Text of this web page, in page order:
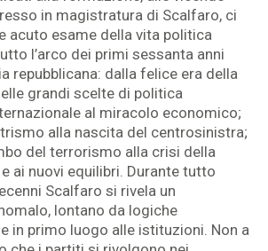
in magistratura di Scalfaro, ci
acuto esame della vita politica
l’arco dei primi sessanta anni
repubblicana: dalla felice era della
grandi scelte di politica
al miracolo economico;
alla nascita del centrosinistra;
del terrorismo alla crisi della
ai nuovi equilibri. Durante tutto
Scalfaro si rivela un
lontano da logiche
in primo luogo alle istituzioni. Non a